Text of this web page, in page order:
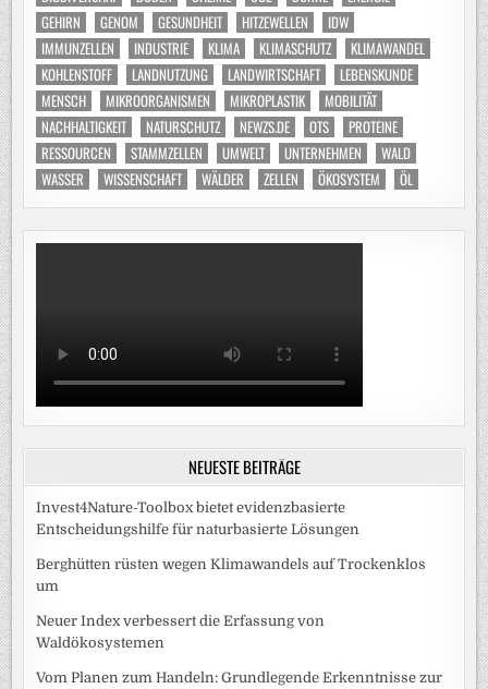
GEHIRN
GENOM GESUNDHEIT HITZEWELLEN
IDW
IMMUNZELLEN
INDUSTRIE KLIMA KLIMASCHUTZ
KLIMAWANDEL
KOHLENSTOFF
LANDNUTZUNG LANDWIRTSCHAFT
LEBENSKUNDE
MENSCH
MIKROORGANISMEN MIKROPLASTIK
MOBILITÄT
NACHHALTIGKEIT
NATURSCHUTZ NEWZS.DE OTS
PROTEINE
RESSOURCEN
STAMMZELLEN UMWELT UNTERNEHMEN
WALD
WASSER
WISSENSCHAFT WÄLDER ZELLEN ÖKOSYSTEM ÖL
NEUESTE BEITRÄGE
Invest4Nature-Toolbox bietet evidenzbasierte
Entscheidungshilfe für naturbasierte Lösungen
Berghütten rüsten wegen Klimawandels auf Trockenklos
um
Neuer Index verbessert die Erfassung von
Waldökosystemen
Vom Planen zum Handeln: Grundlegende Erkenntnisse zur